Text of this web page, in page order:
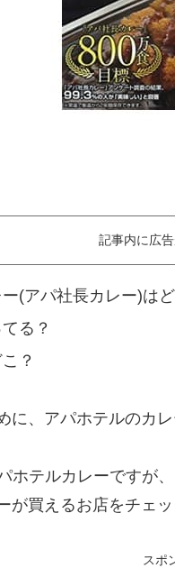
記事内に広
(アパ社長カレー)は
る？
？
に、アパホテルのカ
ホテルカレーですが
が買えるお店をチェッ
スポ